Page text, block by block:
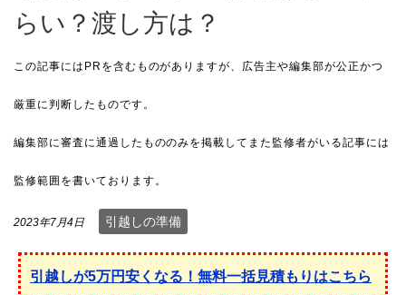
らい？渡し方は？
2023年7月4日 引越しの準備
引越しが5万円安くなる！無料一括見積もりはこちら